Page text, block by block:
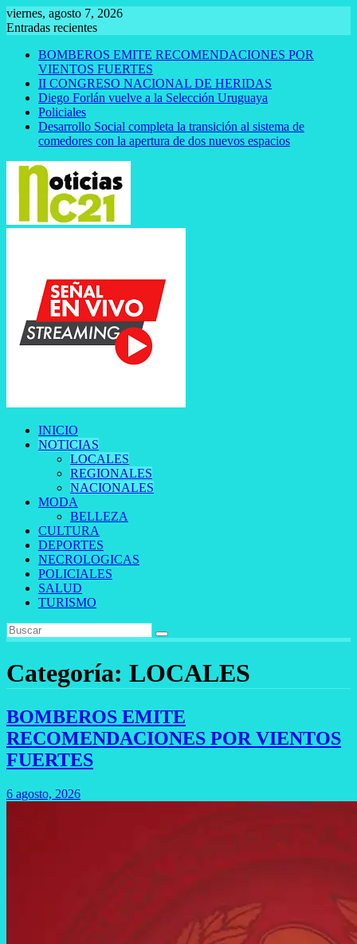
Saltar
al
viernes, agosto 7, 2026
Entradas recientes
BOMBEROS EMITE RECOMENDACIONES POR
VIENTOS FUERTES
II CONGRESO NACIONAL DE HERIDAS
Diego Forlán vuelve a la Selección Uruguaya
Policiales
Desarrollo Social completa la transición al sistema de
comedores con la apertura de dos nuevos espacios
INICIO
NOTICIAS
LOCALES
REGIONALES
NACIONALES
MODA
BELLEZA
CULTURA
DEPORTES
NECROLOGICAS
POLICIALES
SALUD
TURISMO
Categoría: LOCALES
BOMBEROS EMITE
RECOMENDACIONES POR VIENTOS
FUERTES
6 agosto, 2026